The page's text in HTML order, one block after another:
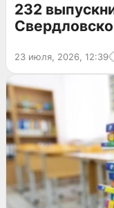
232
23 июля, 2026, 12:39